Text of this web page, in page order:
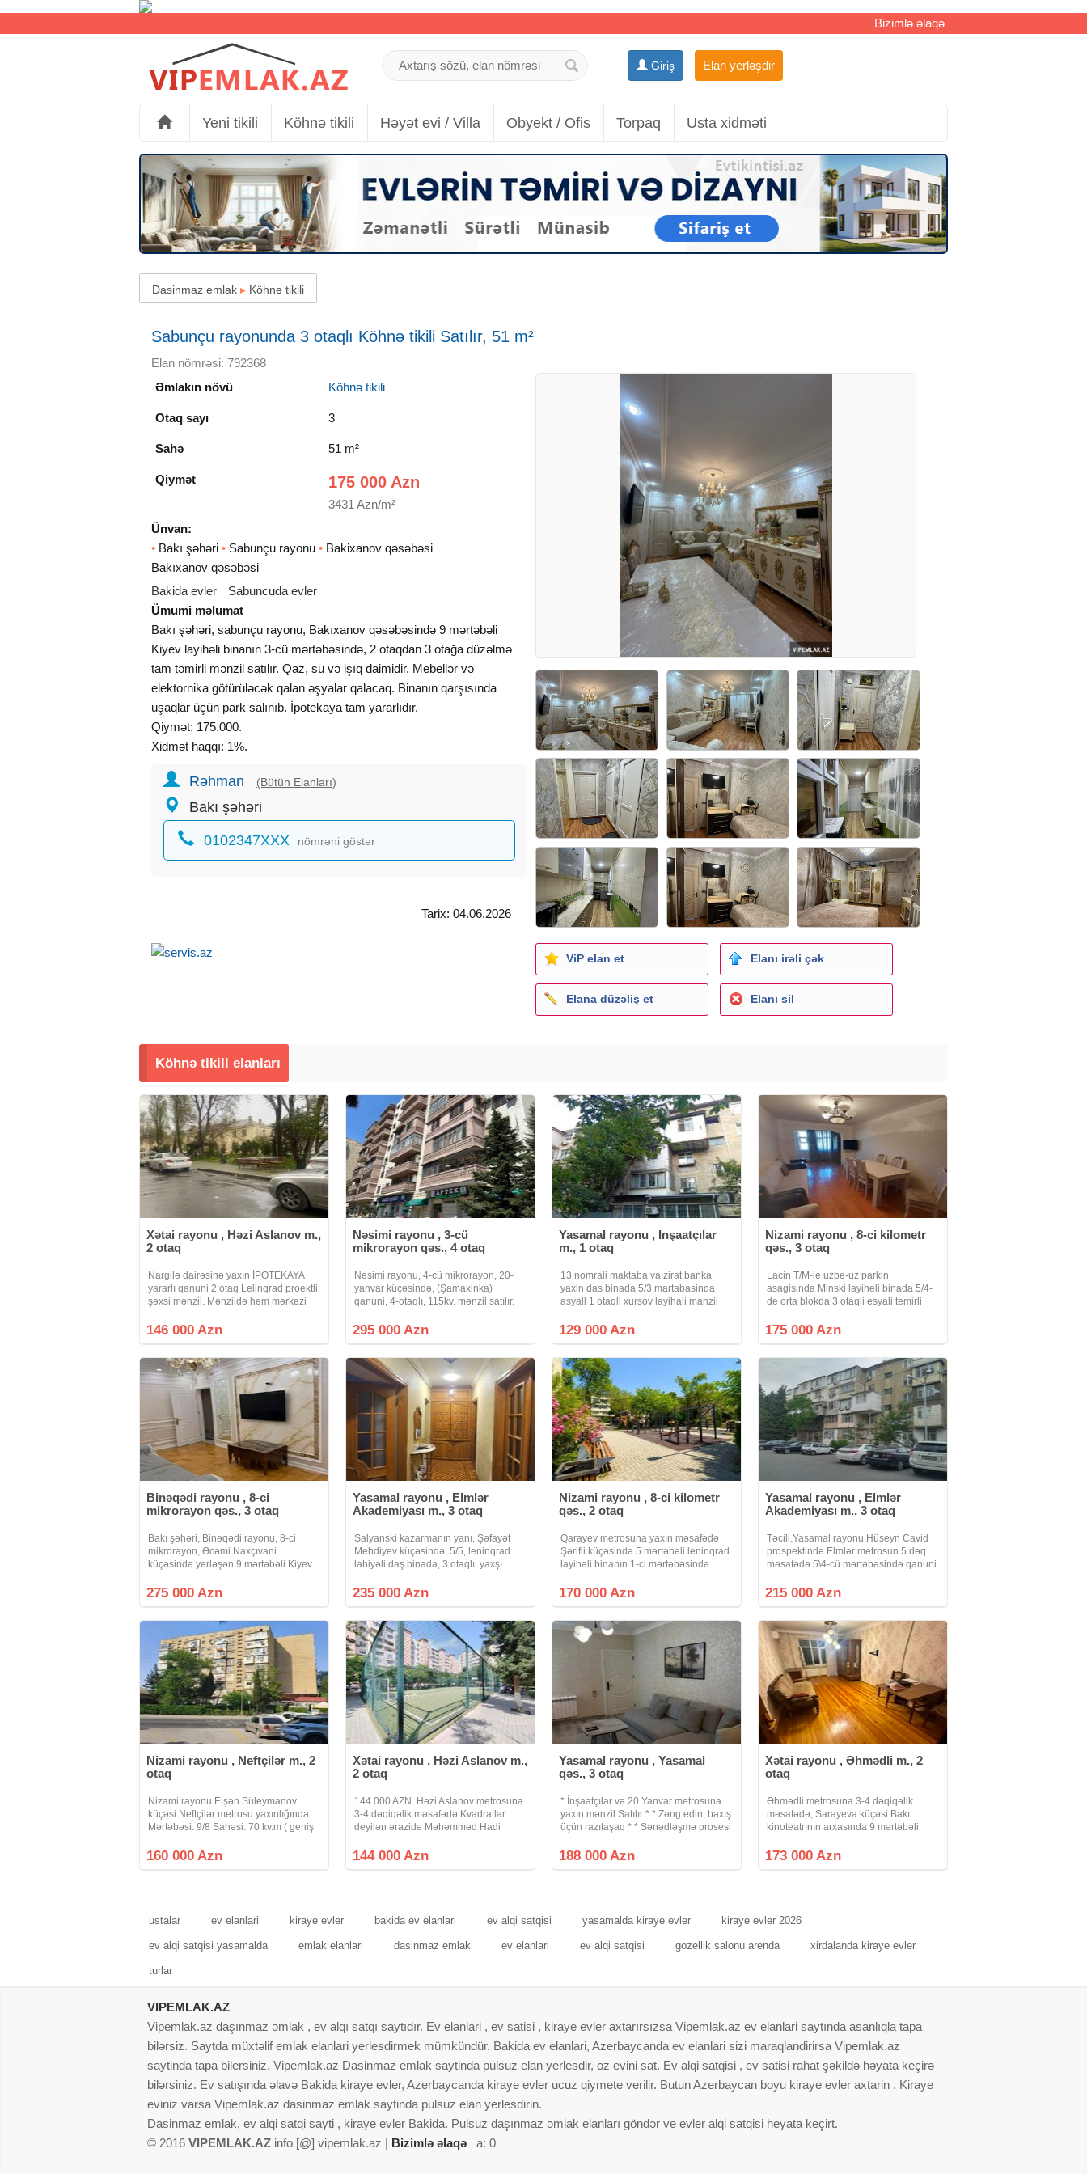
Bizimlə əlaqə
Giriş Elan yerləşdir
Yeni tikili Köhnə tikili Həyət evi / Villa Obyekt / Ofis Torpaq Usta xidməti
Dasinmaz emlak ▸ Köhnə tikili
Sabunçu rayonunda 3 otaqlı Köhnə tikili Satılır, 51 m²
Elan nömrəsi: 792368
Əmlakın növü
Köhnə tikili
Otaq sayı 3
Sahə 51 m²
Qiymət 175 000 Azn
3431 Azn/m²
Ünvan:
• Bakı şəhəri • Sabunçu rayonu • Bakixanov qəsəbəsi
Bakıxanov qəsəbəsi
Bakida evler
Sabuncuda evler
Ümumi məlumat
Bakı şəhəri, sabunçu rayonu, Bakıxanov qəsəbəsində 9 mərtəbəli
Kiyev layihəli binanın 3-cü mərtəbəsində, 2 otaqdan 3 otağa düzəlmə
tam təmirli mənzil satılır. Qaz, su və işıq daimidir. Mebellər və
elektornika götürüləcək qalan əşyalar qalacaq. Binanın qarşısında
uşaqlar üçün park salınıb. İpotekaya tam yararlıdır.
Qiymət: 175.000.
Xidmət haqqı: 1%.
Rəhman (Bütün Elanları)
Bakı şəhəri
0102347XXX nömrəni göstər
Tarix: 04.06.2026
ViP elan et Elanı irəli çək
Elana düzəliş et Elanı sil
Köhnə tikili elanları
Xətai rayonu , Həzi Aslanov m.,
2 otaq
Nargilə dairəsinə yaxın İPOTEKAYA
yararlı qanuni 2 otaq Lelinqrad proektli
şəxsi mənzil. Mənzildə həm mərkəzi
kondisioner mətbəx mebeli və s var.
146 000 Azn
Nəsimi rayonu , 3-cü
mikrorayon qəs., 4 otaq
Nəsimi rayonu, 4-cü mikrorayon, 20-
yanvar küçəsində, (Şamaxinka)
qanuni, 4-otaqlı, 115kv. mənzil satılır.
olaraq yol qrağında yerləşir. İperial
295 000 Azn
Yasamal rayonu , İnşaatçılar
m., 1 otaq
13 nomrali maktaba va zirat banka
yaxln das binada 5/3 martabasinda
asyall 1 otaqll xursov layihali manzil
dayimidir alql satql guni acar alclya
129 000 Azn
Nizami rayonu , 8-ci kilometr
qəs., 3 otaq
Lacin T/M-le uzbe-uz parkin
asagisinda Minski layiheli binada 5/4-
de orta blokda 3 otaqli esyali temirli
sistemi mərkəzidir.
175 000 Azn
Binəqədi rayonu , 8-ci
mikrorayon qəs., 3 otaq
Bakı şəhəri, Binəqədi rayonu, 8-ci
mikrorayon, Əcəmi Naxçıvani
küçəsində yerləşən 9 mərtəbəli Kiyev
sahəsi 100 kv.m. olan qanuni 3 otaqlı
275 000 Azn
Yasamal rayonu , Elmlər
Akademiyası m., 3 otaq
Salyanski kazarmanın yanı. Şəfayət
Mehdiyev küçəsində, 5/5, leninqrad
lahiyəli daş binada, 3 otaqlı, yaxşı
uzun müddət kirayəşin var.
235 000 Azn
Nizami rayonu , 8-ci kilometr
qəs., 2 otaq
Qarayev metrosuna yaxın məsafədə
Şərifli küçəsində 5 mərtəbəli leninqrad
layihəli binanın 1-ci mərtəbəsində
bütün əşyaları ilə birlikdə təcili satılır.
170 000 Azn
Yasamal rayonu , Elmlər
Akademiyası m., 3 otaq
Təcili.Yasamal rayonu Hüseyn Cavid
prospektində Elmlər metrosun 5 dəq
məsafədə 5\4-cü mərtəbəsində qanuni
mənzil Təcili satılır.Qaz su işıq
215 000 Azn
Nizami rayonu , Neftçilər m., 2
otaq
Nizami rayonu Elşən Süleymanov
küçəsi Neftçilər metrosu yaxınlığında
Mərtəbəsi: 9/8 Sahəsi: 70 kv.m ( geniş
Minsk ( daş bina) Neftçilər metrosu 220
160 000 Azn
Xətai rayonu , Həzi Aslanov m.,
2 otaq
144.000 AZN. Həzi Aslanov metrosuna
3-4 dəqiqəlik məsafədə Kvadratlar
deyilən ərazidə Məhəmməd Hadi
mərtəbəli Kiyev layihəli binanın 2-ci
144 000 Azn
Yasamal rayonu , Yasamal
qəs., 3 otaq
* İnşaatçılar və 20 Yanvar metrosuna
yaxın mənzil Satılır * * Zəng edin, baxış
üçün razılaşaq * * Sənədləşmə prosesi
Binanın tipi : köhnə tikili * Otaq Sayı : 3
188 000 Azn
Xətai rayonu , Əhmədli m., 2
otaq
Əhmədli metrosuna 3-4 dəqiqəlik
məsafədə, Sarayeva küçəsi Bakı
kinoteatrının arxasında 9 mərtəbəli
mərtəbəsində sahəsi 60 kv.m 2 otaqlı,
173 000 Azn
ustalar ev elanlari kiraye evler bakida ev elanlari ev alqi satqisi yasamalda kiraye evler kiraye evler 2026
ev alqi satqisi yasamalda emlak elanlari dasinmaz emlak ev elanlari ev alqi satqisi gozellik salonu arenda xirdalanda kiraye evler
turlar
VIPEMLAK.AZ
Vipemlak.az daşınmaz əmlak , ev alqı satqı saytıdır. Ev elanlari , ev satisi , kiraye evler axtarırsızsa Vipemlak.az ev elanlari saytında asanlıqla tapa
bilərsiz. Saytda müxtəlif emlak elanlari yerlesdirmek mümkündür. Bakida ev elanlari, Azerbaycanda ev elanlari sizi maraqlandirirsa Vipemlak.az
saytinda tapa bilersiniz. Vipemlak.az Dasinmaz emlak saytinda pulsuz elan yerlesdir, oz evini sat. Ev alqi satqisi , ev satisi rahat şəkildə həyata keçirə
bilərsiniz. Ev satışında əlavə Bakida kiraye evler, Azerbaycanda kiraye evler ucuz qiymete verilir. Butun Azerbaycan boyu kiraye evler axtarin . Kiraye
eviniz varsa Vipemlak.az dasinmaz emlak saytinda pulsuz elan yerlesdirin.
Dasinmaz emlak, ev alqi satqi sayti , kiraye evler Bakida. Pulsuz daşınmaz əmlak elanları göndər ve evler alqi satqisi heyata keçirt.
© 2016 VIPEMLAK.AZ info [@] vipemlak.az | Bizimlə əlaqə a: 0